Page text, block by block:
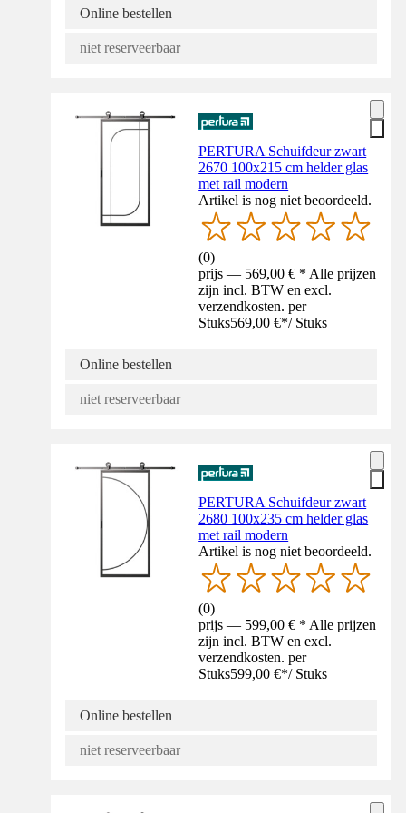
Online bestellen
niet reserveerbaar
PERTURA Schuifdeur zwart
2670 100x215 cm helder glas
met rail modern
Artikel is nog niet beoordeeld.
(0)
prijs — 569,00 € * Alle prijzen
zijn incl. BTW en excl.
verzendkosten. per
Stuks569,00 €*/ Stuks
Online bestellen
niet reserveerbaar
PERTURA Schuifdeur zwart
2680 100x235 cm helder glas
met rail modern
Artikel is nog niet beoordeeld.
(0)
prijs — 599,00 € * Alle prijzen
zijn incl. BTW en excl.
verzendkosten. per
Stuks599,00 €*/ Stuks
Online bestellen
niet reserveerbaar